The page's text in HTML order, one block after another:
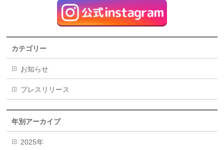
カテゴリー
お知らせ
プレスリリース
年別アーカイブ
2025年